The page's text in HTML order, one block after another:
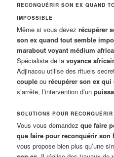
RECONQUÉRIR SON EX QUAND
IMPOSSIBLE
Même si vous devezrécupérer
son ex quand tout semble
marabout voyant médium
Spécialiste de lavoyance
Adjinacou utilise des rituels
couple ourécupérer son ex qui
s’arrête, l’intervention d’un
SOLUTIONS POUR
Vous vous demandezque faire
que faire pour reconquérir son
vous propose bien plus qu’une